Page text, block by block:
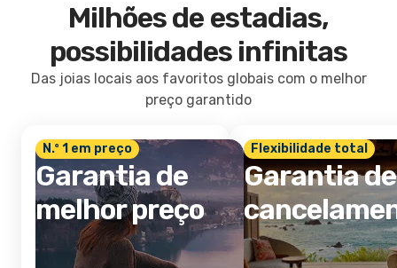
Milhões de estadias,
possibilidades infinitas
Das joias locais aos favoritos globais com o melhor
preço garantido
N.º 1 em preço
Garantia de
melhor preço
Flexibilidade total
Garantia de